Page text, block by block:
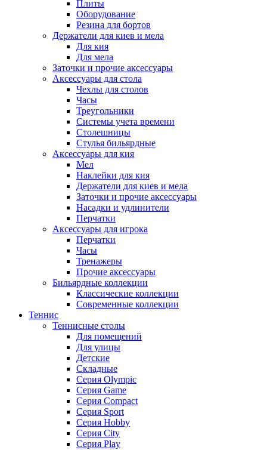
Плиты
Оборудование
Резина для бортов
Держатели для киев и мела
Для кия
Для мела
Заточки и прочие аксессуары
Аксессуары для стола
Чехлы для столов
Часы
Треугольники
Системы учета времени
Столешницы
Стулья бильярдные
Аксессуары для кия
Мел
Наклейки для кия
Держатели для киев и мела
Заточки и прочие аксессуары
Насадки и удлинители
Перчатки
Аксессуары для игрока
Перчатки
Часы
Тренажеры
Прочие аксессуары
Бильярдные коллекции
Классические коллекции
Современные коллекции
Теннис
Теннисные столы
Для помещений
Для улицы
Детские
Складные
Серия Olympic
Серия Game
Серия Compact
Серия Sport
Серия Hobby
Серия City
Серия Play